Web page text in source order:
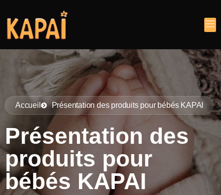
Accueil Présentation des produits pour bébés KAPAI
Présentation des
produits pour
bébés KAPAI